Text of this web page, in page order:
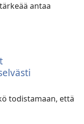
antaa
todistamaan, että